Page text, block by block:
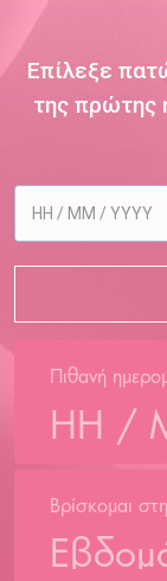
Επίλεξε
της πρώτης
Πιθανή
Βρίσκομαι